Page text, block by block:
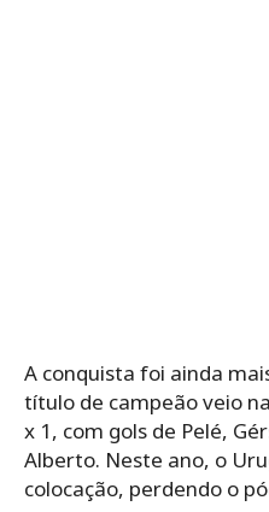
A conquista foi ainda
título de campeão veio
x 1, com gols de Pelé,
Alberto. Neste ano, o
colocação, perdendo o